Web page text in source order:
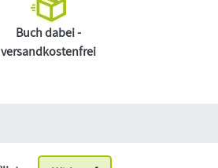
Buch dabei -
versandkostenfrei